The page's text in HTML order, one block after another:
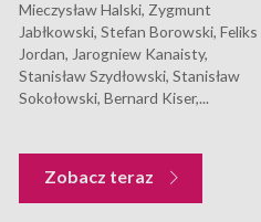
Mieczysław Halski, Zygmunt
Jabłkowski, Stefan Borowski, Feliks
Jordan, Jarogniew Kanaisty,
Stanisław Szydłowski, Stanisław
Sokołowski, Bernard Kiser,...
Zobacz teraz